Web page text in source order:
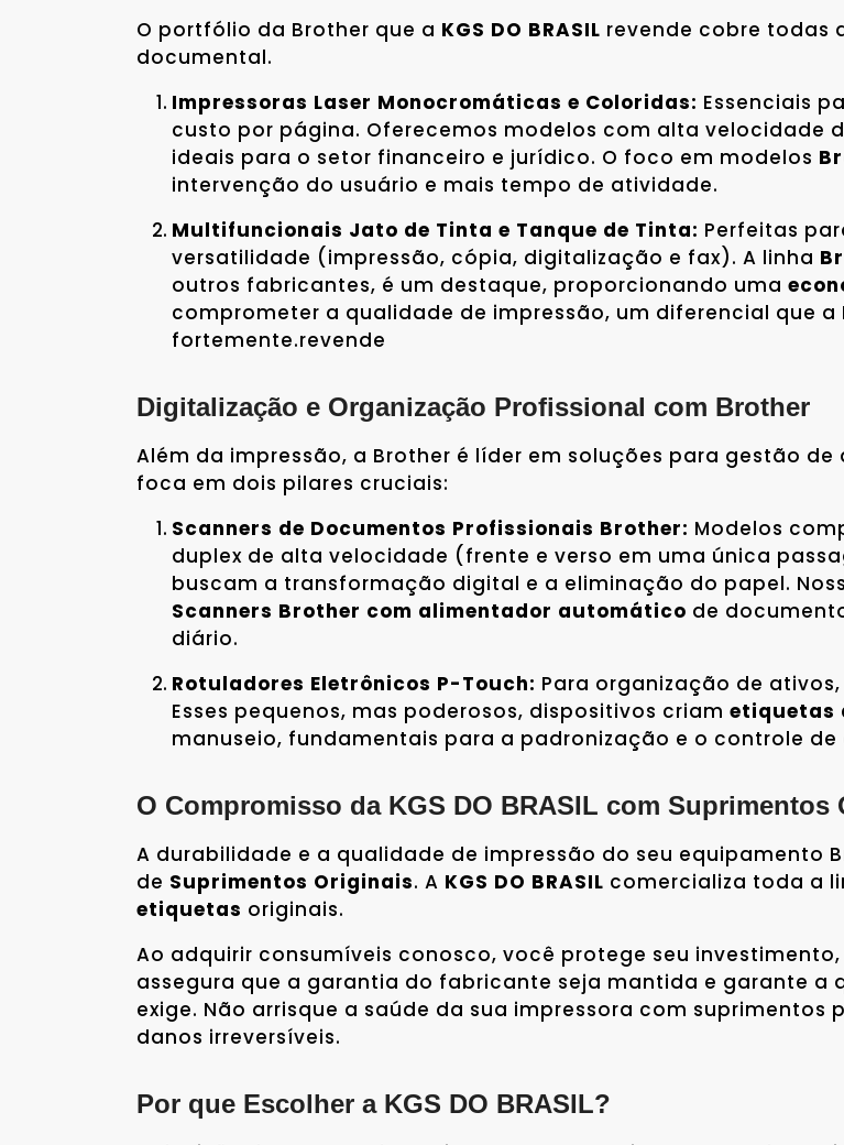
O portfólio da Brother que a KGS DO BRASIL revende cobre todas
documental.
Impressoras Laser Monocromáticas e Coloridas: Essenciais
custo por página. Oferecemos modelos com alta velocidade
ideais para o setor financeiro e jurídico. O foco em modelos
intervenção do usuário e mais tempo de atividade.
Multifuncionais Jato de Tinta e Tanque de Tinta: Perfeitas
versatilidade (impressão, cópia, digitalização e fax). A linha
outros fabricantes, é um destaque, proporcionando uma
comprometer a qualidade de impressão, um diferencial que a
fortemente.revende
Digitalização e Organização Profissional com Brother
Além da impressão, a Brother é líder em soluções para gestão
foca em dois pilares cruciais:
Scanners de Documentos Profissionais Brother: Modelos
duplex de alta velocidade (frente e verso em uma única
buscam a transformação digital e a eliminação do papel.
Scanners Brother com alimentador automático de
diário.
Rotuladores Eletrônicos P-Touch: Para organização de
Esses pequenos, mas poderosos, dispositivos criam etiquetas
manuseio, fundamentais para a padronização e o controle
O Compromisso da KGS DO BRASIL com Suprimentos
A durabilidade e a qualidade de impressão do seu equipamento
de Suprimentos Originais. A KGS DO BRASIL comercializa toda a
etiquetas originais.
Ao adquirir consumíveis conosco, você protege seu
assegura que a garantia do fabricante seja mantida e garante a
exige. Não arrisque a saúde da sua impressora com
danos irreversíveis.
Por que Escolher a KGS DO BRASIL?